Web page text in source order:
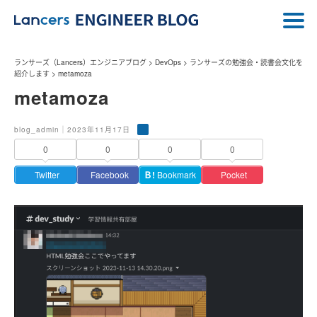
ランサーズ（Lancers）エンジニアブログ > DevOps > ランサーズの勉強会・読書会文化を
紹介します > metamoza
metamoza
blog_admin｜2023年11月17日
0
Twitter
0
Facebook
0
Ｂ! Bookmark
0
Pocket